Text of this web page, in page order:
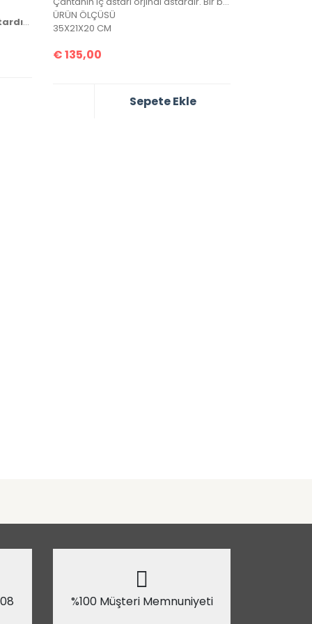
çantanın iç astarı orijinal astardır, bir bozuk para cebi, cüzdanı ve seri numarası mevcuttur.
ÜRÜN ÖLÇÜSÜ
35X21X20 CM
€135,00
Sepete Ekle
%100 Müşteri Memnuniyeti